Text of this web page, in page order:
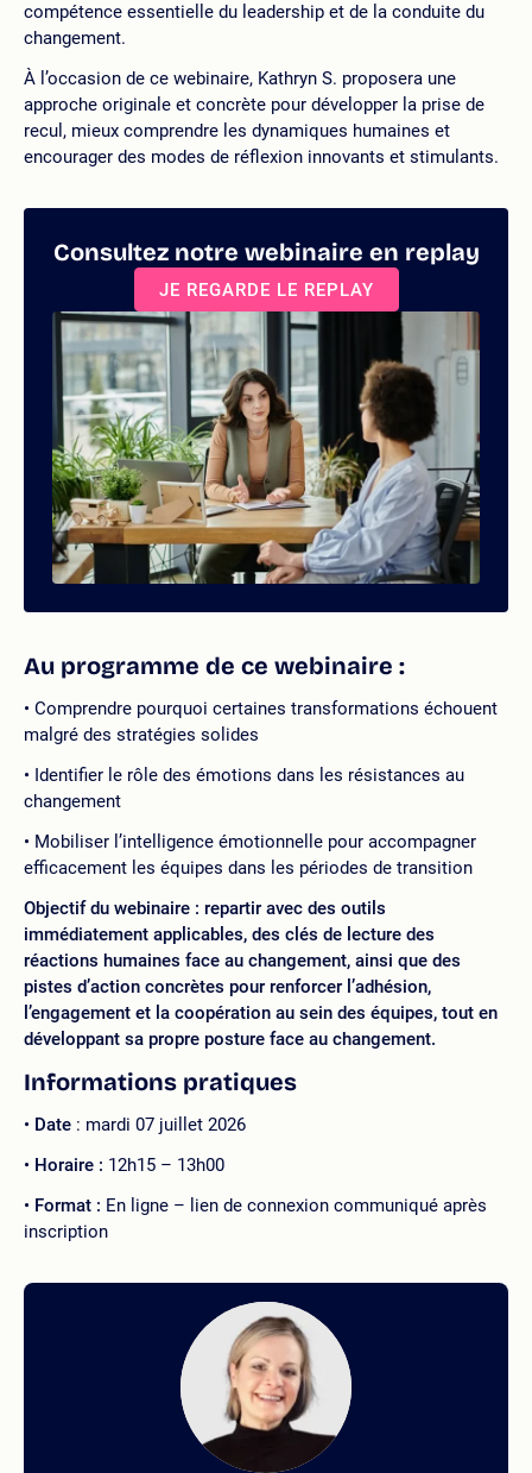
compétence essentielle du leadership et de la conduite du
changement.
À l’occasion de ce webinaire, Kathryn S. proposera une
approche originale et concrète pour développer la prise de
recul, mieux comprendre les dynamiques humaines et
encourager des modes de réflexion innovants et stimulants.
Consultez notre webinaire en replay
JE REGARDE LE REPLAY
Au programme de ce webinaire :
Comprendre pourquoi certaines transformations échouent
malgré des stratégies solides
Identifier le rôle des émotions dans les résistances au
changement
Mobiliser l’intelligence émotionnelle pour accompagner
efficacement les équipes dans les périodes de transition
Objectif du webinaire : repartir avec des outils
immédiatement applicables, des clés de lecture des
réactions humaines face au changement, ainsi que des
pistes d’action concrètes pour renforcer l’adhésion,
l’engagement et la coopération au sein des équipes, tout en
développant sa propre posture face au changement.
Informations pratiques
Date : mardi 07 juillet 2026
Horaire : 12h15 – 13h00
Format : En ligne – lien de connexion communiqué après
inscription